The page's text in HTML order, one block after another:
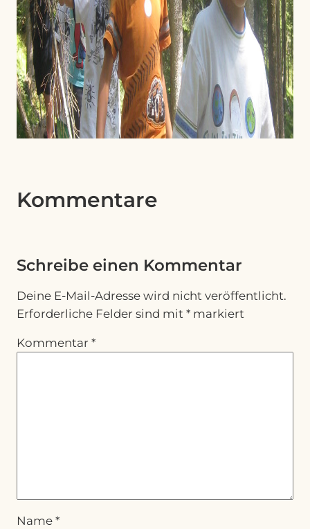
Kommentare
Schreibe einen Kommentar
Deine E-Mail-Adresse wird nicht veröffentlicht.
Erforderliche Felder sind mit * markiert
Kommentar *
Name *